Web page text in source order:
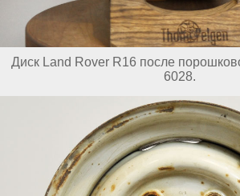
Диск Land Rover R16 после
6028.